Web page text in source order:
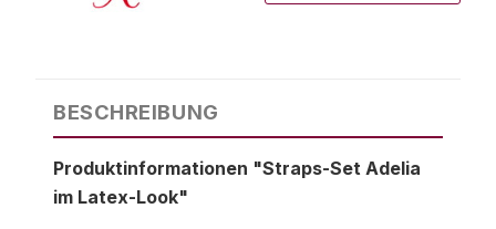
BESCHREIBUNG
Produktinformationen "Straps-Set Adelia
im Latex-Look"